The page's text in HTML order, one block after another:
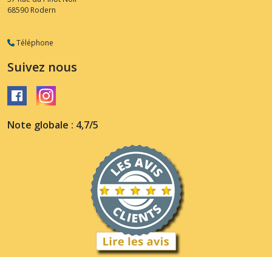
68590 Rodern
Téléphone
Suivez nous
Note globale : 4,7/5